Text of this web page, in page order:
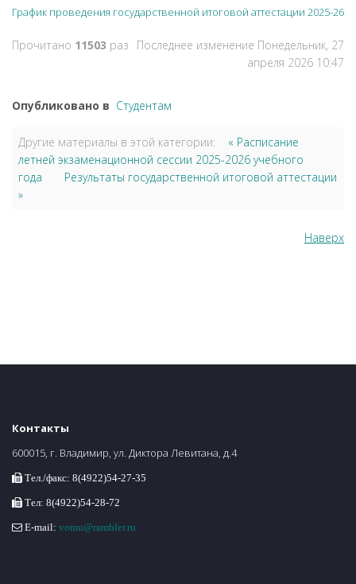
График проведения государственной итоговой аттестации 2025-26
Прочитано 11503 раз
Последнее изменение Понедельник, 27
апреля 2026 10:47
Опубликовано в Студентам
Другие материалы в этой категории:
« Расписание
летней экзаменационной сессии 2025-2026 учебного
года
Результаты государственной итоговой аттестации
»
Наверх
Контакты
600015, г. Владимир, ул. Диктора Левитана, д.4
Тел./факс: 8(4922)54-27-35
Тел: 8(4922)54-28-72
E-mail: vomu@rambler.ru